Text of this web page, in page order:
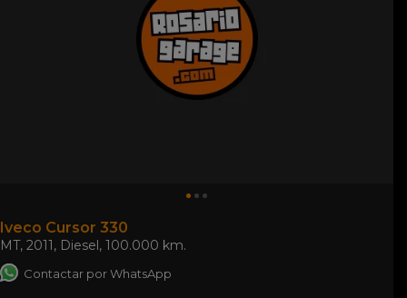
Iveco Cursor 330
MT, 2011, Diesel, 100.000 km.
Contactar por WhatsApp